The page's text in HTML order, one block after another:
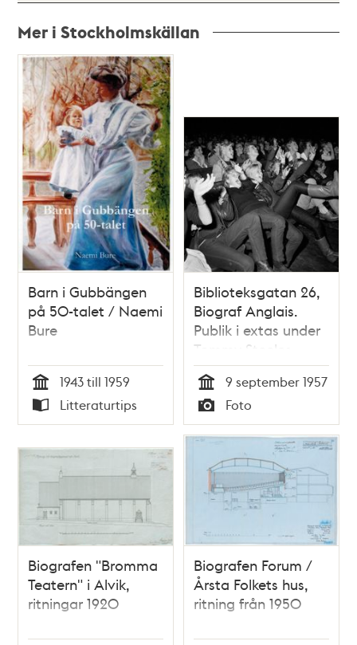
Mer i Stockholmskällan
Relaterade
poster
och
teman
Barn i Gubbängen
på 50-talet / Naemi
Bure
Tid
1943 till 1959
Typ
Litteraturtips
Biblioteksgatan 26,
Biograf Anglais.
Publik i extas under
Tommy Steeles
konsert
Tid
9 september 1957
Typ
Foto
Biografen "Bromma
Teatern" i Alvik,
ritningar 1920
Biografen Forum /
Årsta Folkets hus,
ritning från 1950